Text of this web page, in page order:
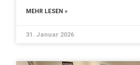
MEHR LESEN »
31. Januar 2026